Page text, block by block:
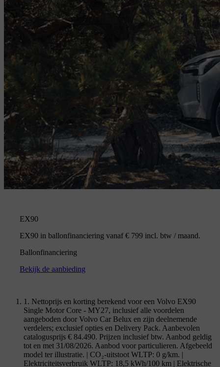
EX90
EX90 in ballonfinanciering vanaf € 799 incl. btw / maand.
Ballonfinanciering
Bekijk de aanbieding
1. Nettoprijs en korting berekend voor een Volvo EX90
Single Motor Core - MY27, inclusief alle voordelen
aangeboden door Volvo Car Belux en zijn deelnemende
verdelers; exclusief opties en Delivery Pack. Aanbevolen
catalogusprijs € 84.490. Prijzen inclusief btw. Aanbod geldig
tot en met 31/08/2026. Aanbod voor particulieren. Afgebeeld
model ter illustratie. | CO₂-uitstoot WLTP: 0 g/km. |
Elektriciteitsverbruik WLTP: 18,5 kWh/100 km | Elektrische